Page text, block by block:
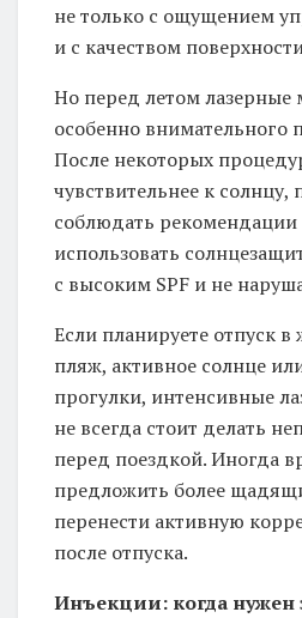
не только с ощущением
и с качеством
Но перед летом лазерные
особенно внимательного
После некоторых
чувствительнее к солнцу,
соблюдать рекомендации
использовать
с высоким SPF и не
Если планируете отпуск в
пляж, активное солнце
прогулки, интенсивные
не всегда стоит делать
перед поездкой. Иногда
предложить более
перенести активную
после отпуска.
Инъекции: когда нужен